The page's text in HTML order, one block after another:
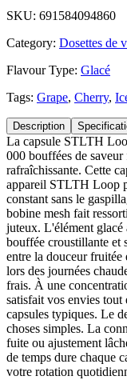
SKU: 691584094860
Category: Dosettes de
Flavour Type: Glacé
Tags: Grape, Cherry,
Description
La capsule STLTH
000 bouffées de
rafraîchissante. Cette
appareil STLTH Loop
constant sans le
bobine mesh fait
juteux. L'élément glacé
bouffée croustillante et
entre la douceur
lors des journées
frais. À une
satisfait vos envies
capsules typiques. Le
choses simples. La
fuite ou ajustement
de temps dure chaque
votre rotation